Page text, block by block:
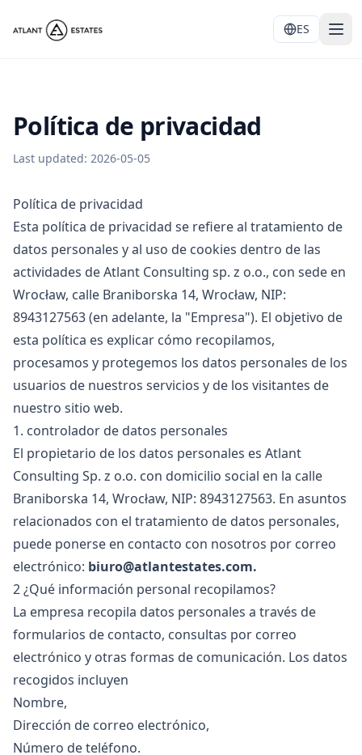
ES
Política de privacidad
Last updated: 2026-05-05
Política de privacidad
Esta política de privacidad se refiere al tratamiento de
datos personales y al uso de cookies dentro de las
actividades de Atlant Consulting sp. z o.o., con sede en
Wrocław, calle Braniborska 14, Wrocław, NIP:
8943127563 (en adelante, la "Empresa"). El objetivo de
esta política es explicar cómo recopilamos,
procesamos y protegemos los datos personales de los
usuarios de nuestros servicios y de los visitantes de
nuestro sitio web.
1. controlador de datos personales
El propietario de los datos personales es Atlant
Consulting Sp. z o.o. con domicilio social en la calle
Braniborska 14, Wrocław, NIP: 8943127563. En asuntos
relacionados con el tratamiento de datos personales,
puede ponerse en contacto con nosotros por correo
electrónico: biuro@atlantestates.com.
2 ¿Qué información personal recopilamos?
La empresa recopila datos personales a través de
formularios de contacto, consultas por correo
electrónico y otras formas de comunicación. Los datos
recogidos incluyen
Nombre,
Dirección de correo electrónico,
Número de teléfono.